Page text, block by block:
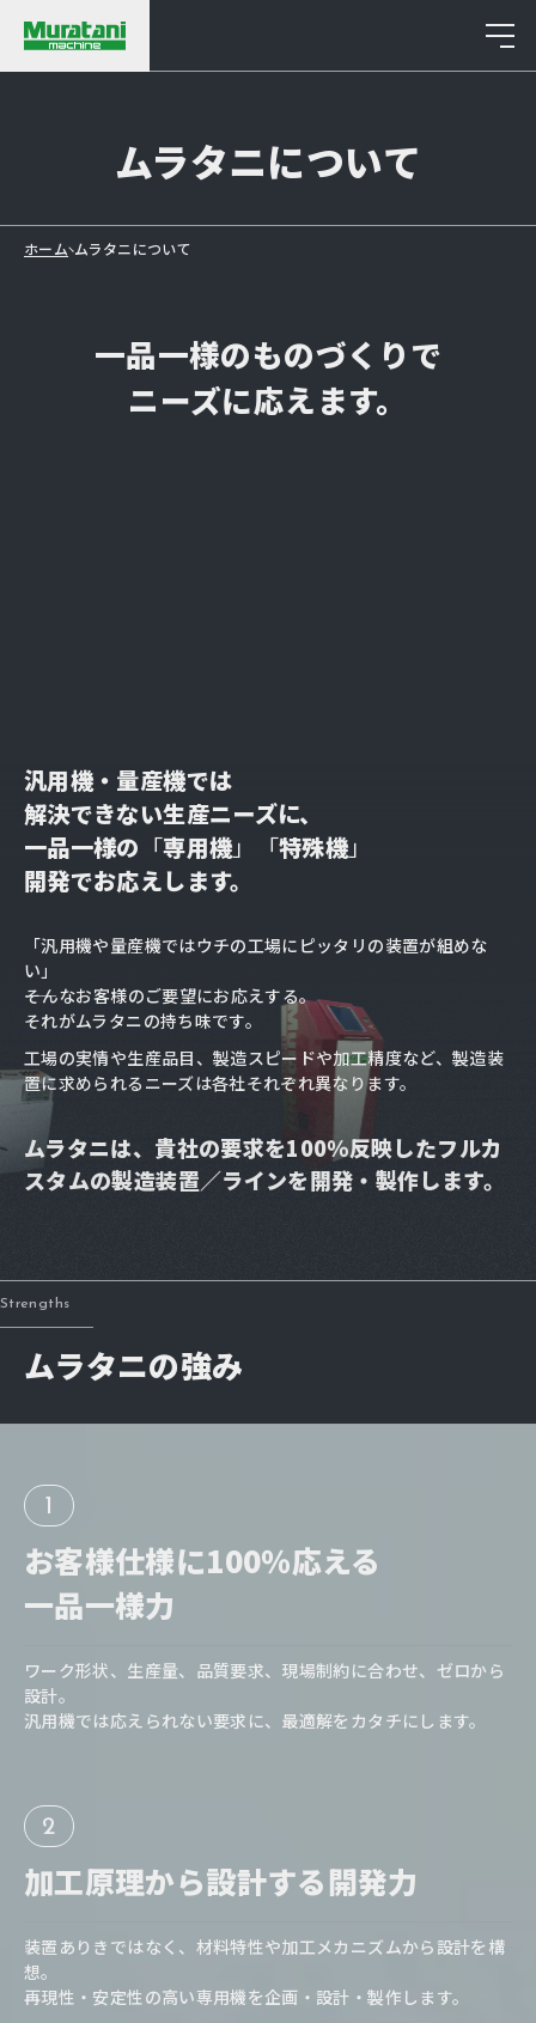
ムラタニについて
About
ホーム ムラタニについて
一品一様のものづくりで
ニーズに応えます。
汎用機・量産機では
解決できない生産ニーズに、
一品一様の 「専用機」「特殊機」
開発でお応えします。
「汎用機や量産機ではウチの工場にピッタリの装置が組めな
い」
――そんなお客様のご要望にお応えする。
それがムラタニの持ち味です。
工場の実情や生産品目、製造スピードや加工精度など、 製造装
置に求められるニーズは各社それぞれ異なります。
ムラタニは、貴社の要求を100％反映したフルカ
スタムの製造装置／ラインを開発・製作します。
ムラタニの強み
Strengths
1
お客様仕様に100％応える
一品一様力
ワーク形状、生産量、品質要求、現場制約に合わせ、ゼロから
設計。
汎用機では応えられない要求に、最適解をカタチにします。
2
加工原理から設計する開発力
装置ありきではなく、材料特性や加工メカニズムから設計を構
想。
再現性・安定性の高い専用機を企画・設計・製作します。